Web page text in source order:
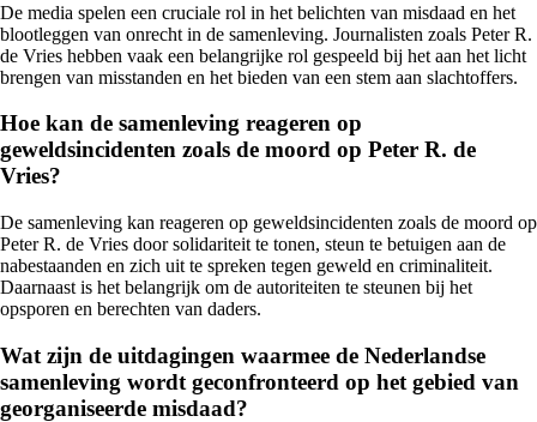
De media spelen een cruciale rol in het belichten van misdaad en het
blootleggen van onrecht in de samenleving. Journalisten zoals Peter R.
de Vries hebben vaak een belangrijke rol gespeeld bij het aan het licht
brengen van misstanden en het bieden van een stem aan slachtoffers.
Hoe kan de samenleving reageren op
geweldsincidenten zoals de moord op Peter R. de
Vries?
De samenleving kan reageren op geweldsincidenten zoals de moord op
Peter R. de Vries door solidariteit te tonen, steun te betuigen aan de
nabestaanden en zich uit te spreken tegen geweld en criminaliteit.
Daarnaast is het belangrijk om de autoriteiten te steunen bij het
opsporen en berechten van daders.
Wat zijn de uitdagingen waarmee de Nederlandse
samenleving wordt geconfronteerd op het gebied van
georganiseerde misdaad?